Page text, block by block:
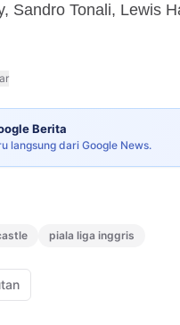
Sandro Tonali, Lewis
Berita
langsung dari Google News.
piala liga inggris